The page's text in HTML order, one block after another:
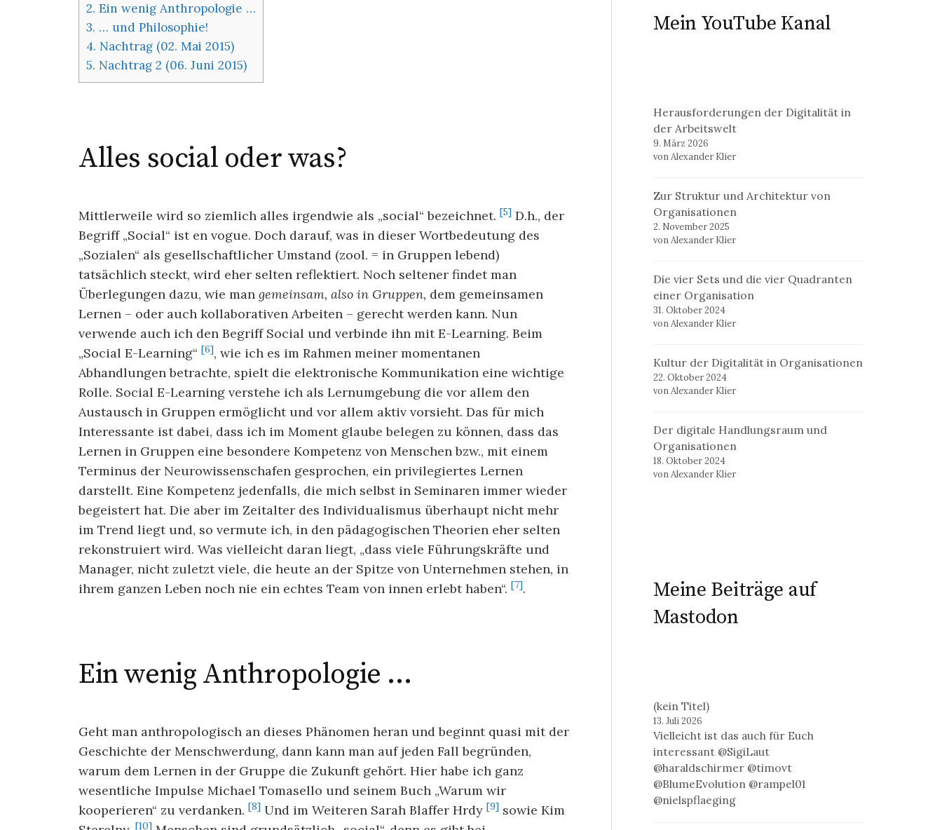
2. Ein wenig Anthropologie …
3. … und Philosophie!
4. Nachtrag (02. Mai 2015)
5. Nachtrag 2 (06. Juni 2015)
Alles social oder was?
Mittlerweile wird so ziemlich alles irgendwie als „social“ bezeichnet. [5] D.h., der
Begriff „Social“ ist en vogue. Doch darauf, was in dieser Wortbedeutung des
„Sozialen“ als gesellschaftlicher Umstand (zool. = in Gruppen lebend)
tatsächlich steckt, wird eher selten reflektiert. Noch seltener findet man
Überlegungen dazu, wie man gemeinsam, also in Gruppen, dem gemeinsamen
Lernen – oder auch kollaborativen Arbeiten – gerecht werden kann. Nun
verwende auch ich den Begriff Social und verbinde ihn mit E-Learning. Beim
„Social E-Learning“ [6], wie ich es im Rahmen meiner momentanen
Abhandlungen betrachte, spielt die elektronische Kommunikation eine wichtige
Rolle. Social E-Learning verstehe ich als Lernumgebung die vor allem den
Austausch in Gruppen ermöglicht und vor allem aktiv vorsieht. Das für mich
Interessante ist dabei, dass ich im Moment glaube belegen zu können, dass das
Lernen in Gruppen eine besondere Kompetenz von Menschen bzw., mit einem
Terminus der Neurowissenschafen gesprochen, ein privilegiertes Lernen
darstellt. Eine Kompetenz jedenfalls, die mich selbst in Seminaren immer wieder
begeistert hat. Die aber im Zeitalter des Individualismus überhaupt nicht mehr
im Trend liegt und, so vermute ich, in den pädagogischen Theorien eher selten
rekonstruiert wird. Was vielleicht daran liegt, „dass viele Führungskräfte und
Manager, nicht zuletzt viele, die heute an der Spitze von Unternehmen stehen, in
ihrem ganzen Leben noch nie ein echtes Team von innen erlebt haben“. [7].
Ein wenig Anthropologie …
Geht man anthropologisch an dieses Phänomen heran und beginnt quasi mit der
Geschichte der Menschwerdung, dann kann man auf jeden Fall begründen,
warum dem Lernen in der Gruppe die Zukunft gehört. Hier habe ich ganz
wesentliche Impulse Michael Tomasello und seinem Buch „Warum wir
kooperieren“ zu verdanken. [8] Und im Weiteren Sarah Blaffer Hrdy [9] sowie Kim
[10]
Mein YouTube Kanal
Herausforderungen der Digitalität in
der Arbeitswelt
9. März 2026
von Alexander Klier
Zur Struktur und Architektur von
Organisationen
2. November 2025
von Alexander Klier
Die vier Sets und die vier Quadranten
einer Organisation
31. Oktober 2024
von Alexander Klier
Kultur der Digitalität in Organisationen
22. Oktober 2024
von Alexander Klier
Der digitale Handlungsraum und
Organisationen
18. Oktober 2024
von Alexander Klier
Meine Beiträge auf
Mastodon
(kein Titel)
13. Juli 2026
Vielleicht ist das auch für Euch
interessant @SigiLaut
@haraldschirmer @timovt
@BlumeEvolution @rampel01
@nielspflaeging